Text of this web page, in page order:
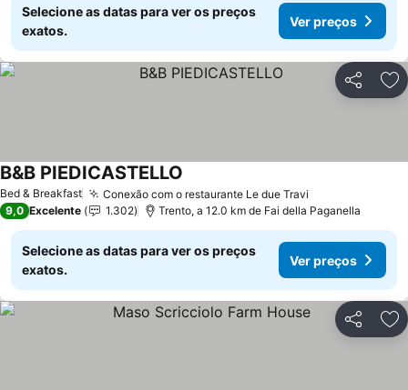
Selecione as datas para ver os preços
exatos.
Ver preços
Partilhar
Bed & Breakfast Conexão com o restaurante Le due Travi
B&B PIEDICASTELLO
9,0 Excelente 1.302 Trento, a 12.0 km de Fai della Paganella
Selecione as datas para ver os preços
exatos.
Ver preços
Partilhar